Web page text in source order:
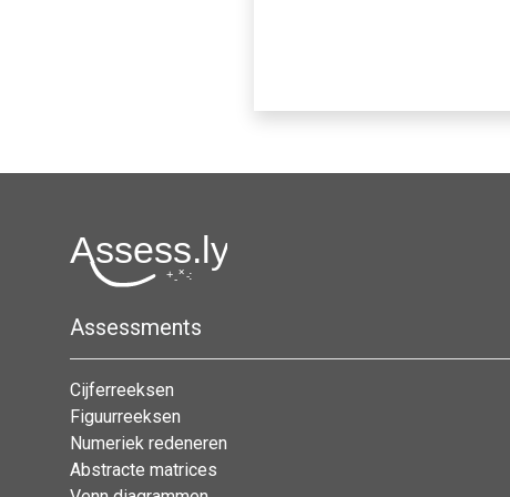
Assessments
Cijferreeksen
Figuurreeksen
Numeriek redeneren
Abstracte matrices